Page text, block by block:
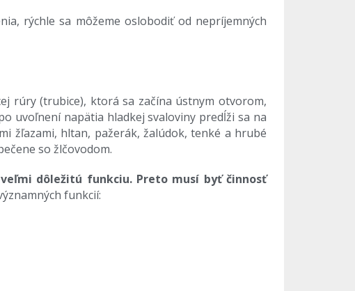
rýchle sa môžeme oslobodiť od nepríjemných
rúry (trubice), ktorá sa začína ústnym otvorom,
uvoľnení napätia hladkej svaloviny predĺži sa na
žľazami, hltan, pažerák, žalúdok, tenké a hrubé
so žlčovodom.
dôležitú funkciu. Preto musí byť činnosť
funkcií: